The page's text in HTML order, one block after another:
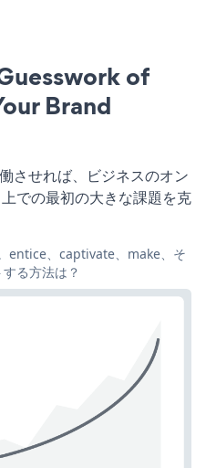
of
Brand
せれば、ビジネスのオン
での最初の大きな課題を克
entice、captivate、make、そ
る方法は？